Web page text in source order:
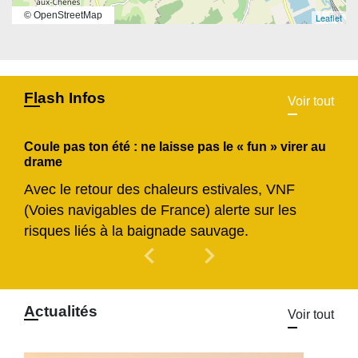
Leaflet
© OpenStreetMap
Flash Infos Voir tout
Coule pas ton été : ne laisse pas le « fun » virer au
drame
Avec le retour des chaleurs estivales, VNF
(Voies navigables de France) alerte sur les
risques liés à la baignade sauvage.
chevron_left Previous
chevron_right
Actualités Voir tout